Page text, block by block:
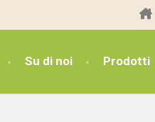
Su di noi Prodotti